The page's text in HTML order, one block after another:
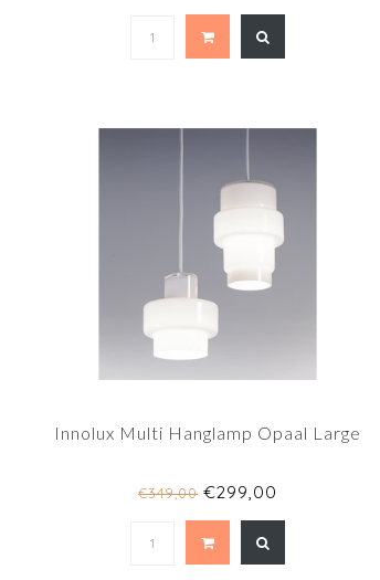
Innolux Multi Hanglamp Opaal Large
€349,00€299,00